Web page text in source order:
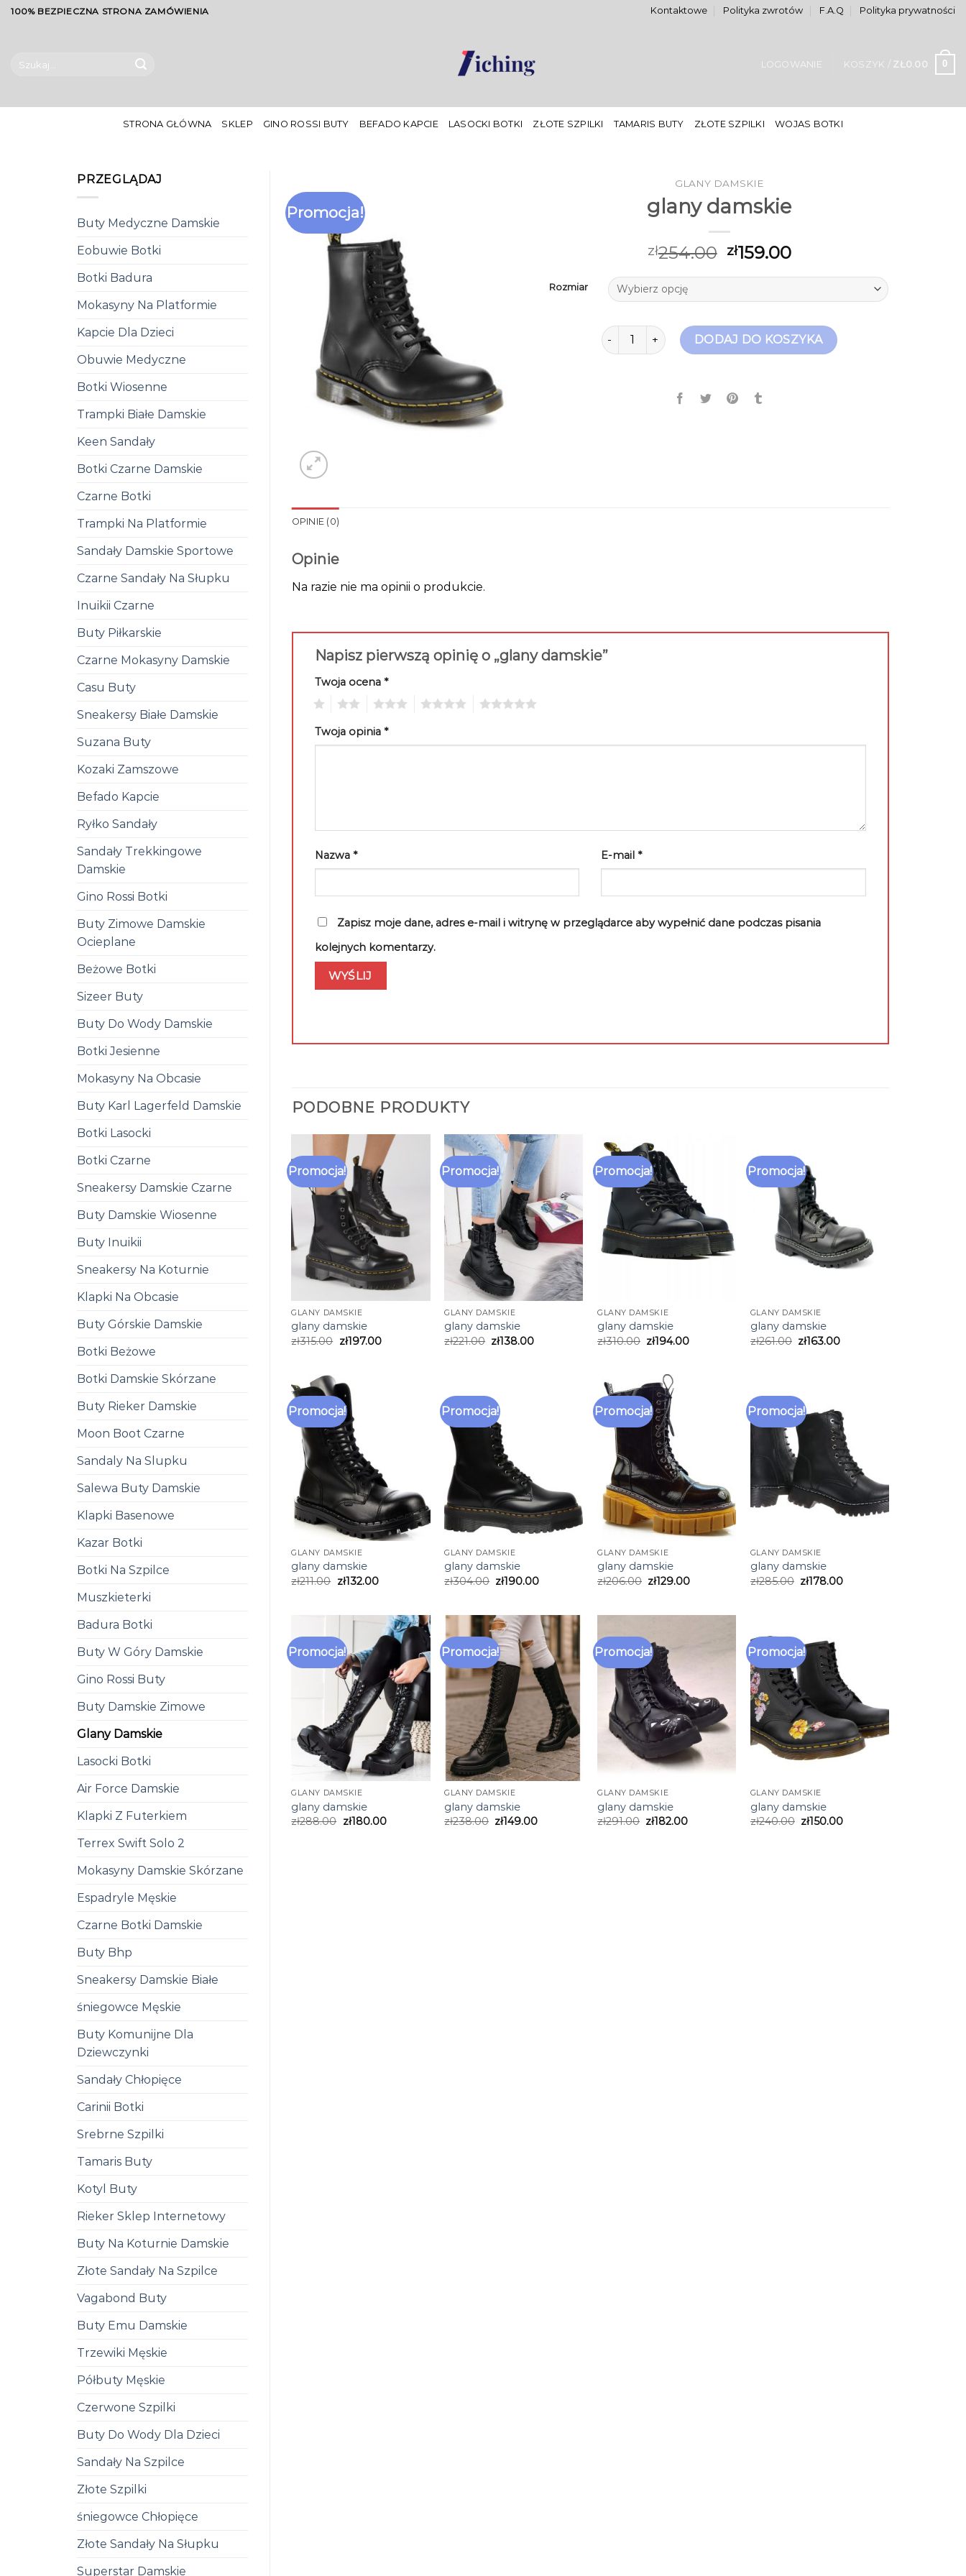
Skip100% BEZPIECZNA STRONA ZAMÓWIENIA Kontaktowe Polityka zwrotów F.A.Q Polityka prywatności
LOGOWANIE KOSZYK / ZŁ 0.00 0
STRONA GŁÓWNA SKLEP GINO ROSSI BUTY BEFADO KAPCIE LASOCKI BOTKI ZŁOTE SZPILKI TAMARIS BUTY ZŁOTE SZPILKI WOJAS BOTKI
PRZEGLĄDAJ
Buty Medyczne Damskie
Eobuwie Botki
Botki Badura
Mokasyny Na Platformie
Kapcie Dla Dzieci
Obuwie Medyczne
Botki Wiosenne
Trampki Białe Damskie
Keen Sandały
Botki Czarne Damskie
Czarne Botki
Trampki Na Platformie
Sandały Damskie Sportowe
Czarne Sandały Na Słupku
Inuikii Czarne
Buty Piłkarskie
Czarne Mokasyny Damskie
Casu Buty
Sneakersy Białe Damskie
Suzana Buty
Kozaki Zamszowe
Befado Kapcie
Ryłko Sandały
Sandały Trekkingowe
Damskie
Gino Rossi Botki
Buty Zimowe Damskie
Ocieplane
Beżowe Botki
Sizeer Buty
Buty Do Wody Damskie
Botki Jesienne
Mokasyny Na Obcasie
Buty Karl Lagerfeld Damskie
Botki Lasocki
Botki Czarne
Sneakersy Damskie Czarne
Buty Damskie Wiosenne
Buty Inuikii
Sneakersy Na Koturnie
Klapki Na Obcasie
Buty Górskie Damskie
Botki Beżowe
Botki Damskie Skórzane
Buty Rieker Damskie
Moon Boot Czarne
Sandaly Na Slupku
Salewa Buty Damskie
Klapki Basenowe
Kazar Botki
Botki Na Szpilce
Muszkieterki
Badura Botki
Buty W Góry Damskie
Gino Rossi Buty
Buty Damskie Zimowe
Glany Damskie
Lasocki Botki
Air Force Damskie
Klapki Z Futerkiem
Terrex Swift Solo 2
Mokasyny Damskie Skórzane
Espadryle Męskie
Czarne Botki Damskie
Buty Bhp
Sneakersy Damskie Białe
śniegowce Męskie
Buty Komunijne Dla
Dziewczynki
Sandały Chłopięce
Carinii Botki
Srebrne Szpilki
Tamaris Buty
Kotyl Buty
Rieker Sklep Internetowy
Buty Na Koturnie Damskie
Złote Sandały Na Szpilce
Vagabond Buty
Buty Emu Damskie
Trzewiki Męskie
Półbuty Męskie
Czerwone Szpilki
Buty Do Wody Dla Dzieci
Sandały Na Szpilce
Złote Szpilki
śniegowce Chłopięce
Złote Sandały Na Słupku
Superstar Damskie
Promocja!
GLANY DAMSKIE
glany damskie
zł254.00 zł159.00
Rozmiar
ilość glany damskieDODAJ DO KOSZYKA
OPINIE (0)
Opinie
Na razie nie ma opinii o produkcie.
Napisz pierwszą opinię o „glany damskie”
Twoja ocena *
Twoja opinia *
Nazwa * E-mail*
Zapisz moje dane, adres e-mail i witrynę w przeglądarce aby wypełnić dane podczas pisania
kolejnych komentarzy.
PODOBNE PRODUKTY
Promocja!
GLANY DAMSKIE
glany damskie
zł315.00 zł197.00
Promocja!
GLANY DAMSKIE
glany damskie
zł221.00 zł138.00
Promocja!
GLANY DAMSKIE
glany damskie
zł310.00 zł194.00
Promocja!
GLANY DAMSKIE
glany damskie
zł261.00 zł163.00
Promocja!
GLANY DAMSKIE
glany damskie
zł211.00 zł132.00
Promocja!
GLANY DAMSKIE
glany damskie
zł304.00 zł190.00
Promocja!
GLANY DAMSKIE
glany damskie
zł206.00 zł129.00
Promocja!
GLANY DAMSKIE
glany damskie
zł285.00 zł178.00
Promocja!
GLANY DAMSKIE
glany damskie
zł288.00 zł180.00
Promocja!
GLANY DAMSKIE
glany damskie
zł238.00 zł149.00
Promocja!
GLANY DAMSKIE
glany damskie
zł291.00 zł182.00
Promocja!
GLANY DAMSKIE
glany damskie
zł240.00 zł150.00